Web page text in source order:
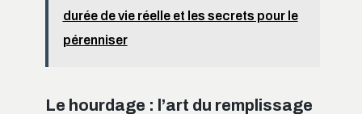
durée de vie réelle et les secrets pour le
pérenniser
Le hourdage : l’art du remplissage